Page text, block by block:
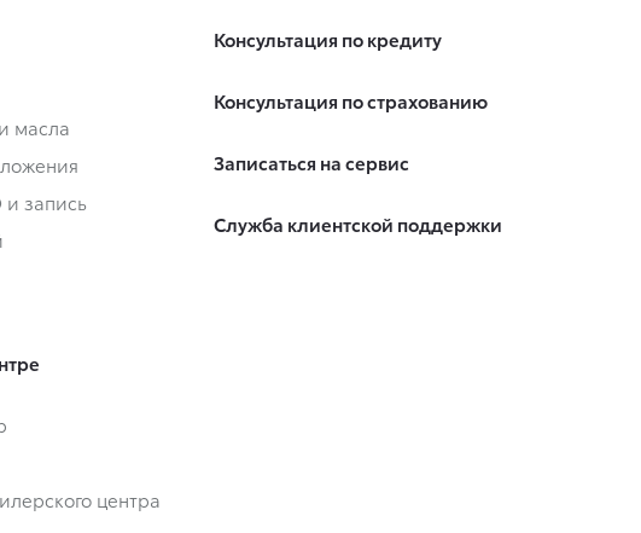
масла
и запись
центра
Консультация по кредиту
Консультация по страхованию
Записаться на сервис
Служба клиентской поддержки